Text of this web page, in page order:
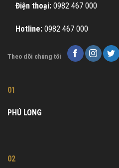
Điện thoại: 0982 467 000
Hotline: 0982 467 000
Theo dõi chúng tôi
01
PHÚ LONG
02